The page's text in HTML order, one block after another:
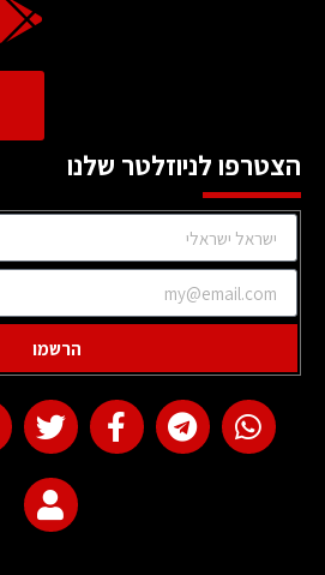
הצטרפו לניוזלטר שלנו
הרשמו